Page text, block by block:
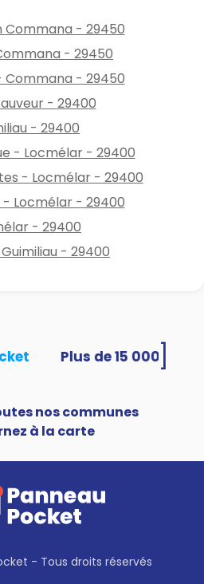
Commana - 29450
- 29450
Commana - 29450
- 29400
- 29400
- Locmélar - 29400
- Locmélar - 29400
- Locmélar - 29400
- 29400
- 29400
nos communes
à la carte
- Tous droits réservés